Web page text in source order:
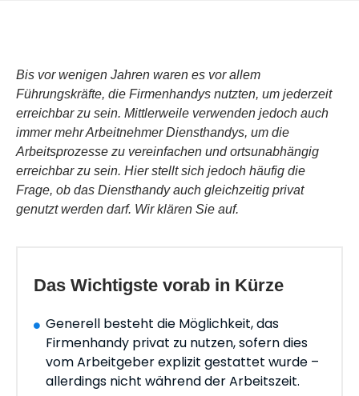
Bis vor wenigen Jahren waren es vor allem
Führungskräfte, die Firmenhandys nutzten, um jederzeit
erreichbar zu sein. Mittlerweile verwenden jedoch auch
immer mehr Arbeitnehmer Diensthandys, um die
Arbeitsprozesse zu vereinfachen und ortsunabhängig
erreichbar zu sein. Hier stellt sich jedoch häufig die
Frage, ob das Diensthandy auch gleichzeitig privat
genutzt werden darf. Wir klären Sie auf.
Das Wichtigste vorab in Kürze
Generell besteht die Möglichkeit, das
Firmenhandy privat zu nutzen, sofern dies
vom Arbeitgeber explizit gestattet wurde –
allerdings nicht während der Arbeitszeit.